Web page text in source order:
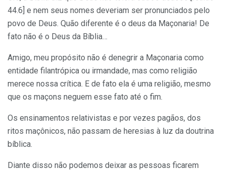
44.6] e nem seus nomes deveriam ser pronunciados pelo
povo de Deus. Quão diferente é o deus da Maçonaria! De
fato não é o Deus da Bíblia…
Amigo, meu propósito não é denegrir a Maçonaria como
entidade filantrópica ou irmandade, mas como religião
merece nossa crítica. E de fato ela é uma religião, mesmo
que os maçons neguem esse fato até o fim.
Os ensinamentos relativistas e por vezes pagãos, dos
ritos maçônicos, não passam de heresias à luz da doutrina
bíblica.
Diante disso não podemos deixar as pessoas ficarem